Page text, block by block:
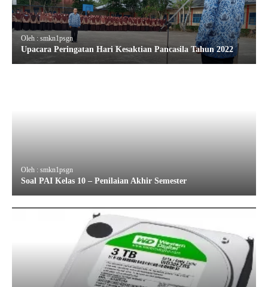
Oleh : smkn1psgn
Upacara Peringatan Hari Kesaktian Pancasila Tahun 2022
Oleh : smkn1psgn
Soal PAI Kelas 10 – Penilaian Akhir Semester